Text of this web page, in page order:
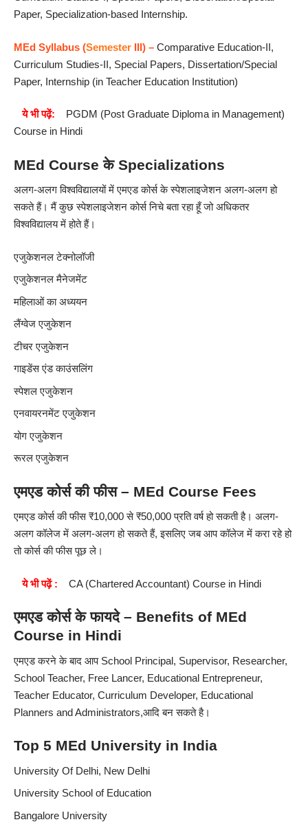
Paper, Specialization-based Internship.
MEd Syllabus (Semester III) – Comparative Education-II,
Curriculum Studies-II, Special Papers, Dissertation/Special
Paper, Internship (in Teacher Education Institution)
ये भी पढ़ें:
PGDM (Post Graduate Diploma in Management)
Course in Hindi
MEd Course के Specializations
अलग-अलग विश्वविद्यालयों में एमएड कोर्स के स्पेशलाइजेशन अलग-अलग हो
सकते हैं। मैं कुछ स्पेशलाइजेशन कोर्स निचे बता रहा हूँ जो अधिकतर
विश्वविद्यालय में होते हैं।
एजुकेशनल टेक्नोलॉजी
एजुकेशनल मैनेजमेंट
महिलाओं का अध्ययन
लैंग्वेज एजुकेशन
टीचर एजुकेशन
गाइडेंस एंड काउंसलिंग
स्पेशल एजुकेशन
एनवायरनमेंट एजुकेशन
योग एजुकेशन
रूरल एजुकेशन
एमएड कोर्स की फीस – MEd Course Fees
एमएड कोर्स की फीस ₹10,000 से ₹50,000 प्रति वर्ष हो सकती है। अलग-
अलग कॉलेज में अलग-अलग हो सकते हैं, इसलिए जब आप कॉलेज में करा रहे हो
तो कोर्स की फीस पूछ ले।
ये भी पढ़ें : CA (Chartered Accountant) Course in Hindi
एमएड कोर्स के फायदे – Benefits of MEd
Course in Hindi
एमएड करने के बाद आप School Principal, Supervisor, Researcher,
School Teacher, Free Lancer, Educational Entrepreneur,
Teacher Educator, Curriculum Developer, Educational
Planners and Administrators,आदि बन सकते है।
Top 5 MEd University in India
University Of Delhi, New Delhi
University School of Education
Bangalore University